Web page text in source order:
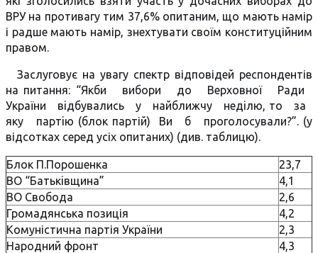
ВРУ на противагу тим 37,6% опитаним, що мають намір
і радше мають намір, знехтувати своїм конституційним
правом.
Заслуговує на увагу спектр відповідей респондентів
на питання: “Якби вибори до Верховної Ради
України вiдбувались у найближчу недiлю, то за
яку партiю (блок партій) Ви б проголосували?”. (у
відсотках серед усіх опитаних) (див. таблицю).
Блок П.Порошенка
23,7
ВО “Батькiвщина”
4,1
ВО Свобода
2,6
Громадянська позиція
4,2
Комуністична партія України
2,3
Народний фронт
4,3